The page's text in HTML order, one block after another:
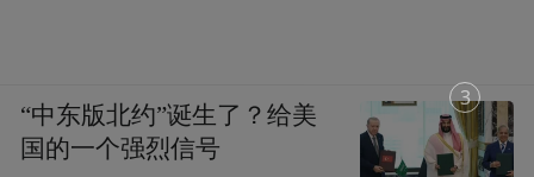
1
“中东版北约”诞生了？给美
国的一个强烈信号